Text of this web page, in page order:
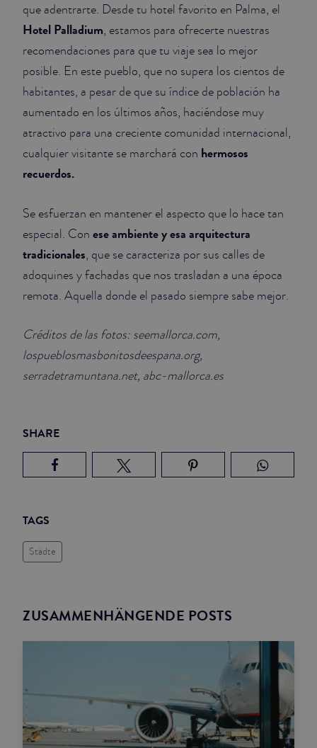
que adentrarte. Desde tu hotel favorito en Palma, el
Hotel Palladium, estamos para ofrecerte nuestras
recomendaciones para que tu viaje sea lo mejor
posible. En este pueblo, que no supera los cientos de
habitantes, a pesar de que su índice de población ha
aumentado en los últimos años, haciéndose muy
atractivo para una creciente comunidad internacional,
cualquier visitante se marchará con hermosos
recuerdos.
Se esfuerzan en mantener el aspecto que lo hace tan
especial. Con eseambiente y esa arquitectura
tradicionales, que se caracteriza por sus calles de
adoquines y fachadas que nos trasladan a una época
remota. Aquella donde el pasado siempre sabe mejor.
Créditos de las fotos: seemallorca.com,
lospueblosmasbonitosdeespana.org,
serradetramuntana.net, abc-mallorca.es
SHARE
TAGS
Städte
ZUSAMMENHÄNGENDE POSTS